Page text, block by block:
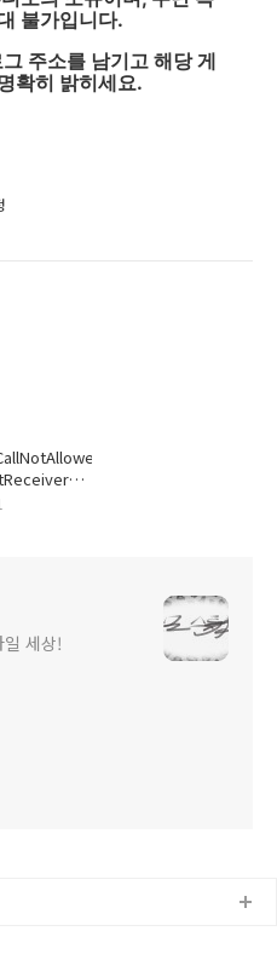
불가입니다.
주소를 남기고 해당 게
확히 밝히세요.
are not
세상!